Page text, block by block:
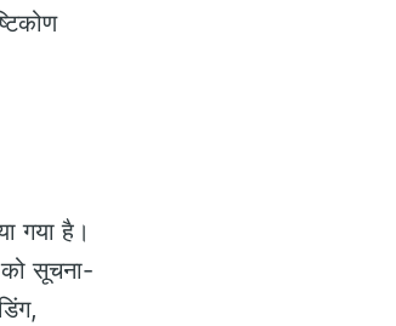
गया है।
सूचना-